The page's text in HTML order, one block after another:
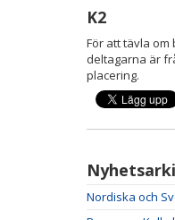
K2
För att tävla
deltagarna är
placering.
Nordiska och